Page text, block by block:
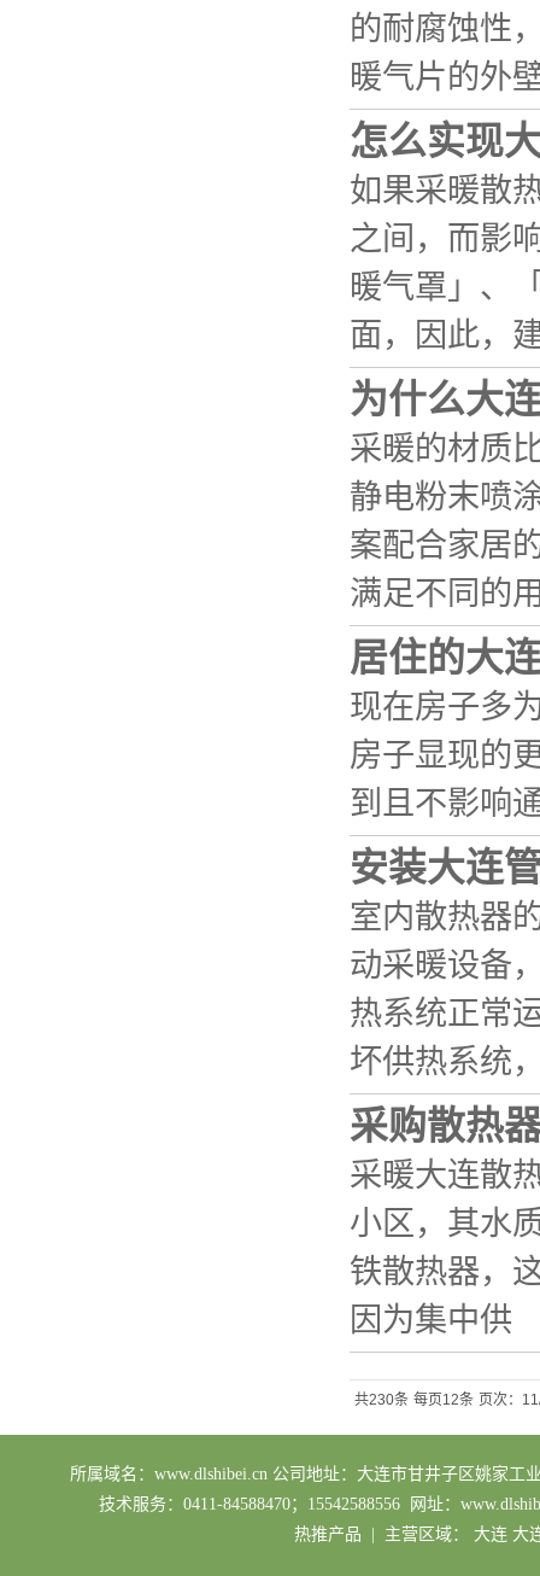
的耐腐蚀性
暖气片的外
怎么实现
如果采暖散
之间，而影
暖气罩」、
面，因此，
为什么大
采暖的材质
静电粉末喷
案配合家居
满足不同的
居住的大
现在房子多
房子显现的
到且不影响
安装大连
室内散热器
动采暖设备
热系统正常
坏供热系统
采购散热
采暖大连散
小区，其水
铁散热器，
因为集中供
共230条 每页12条 页次：
所属域名：www.dlshibei.cn 公司地址：大连市甘井子区姚家工
技术服务：0411-84588470；15542588556 网址：
热推产品 | 主营区域： 大连 大